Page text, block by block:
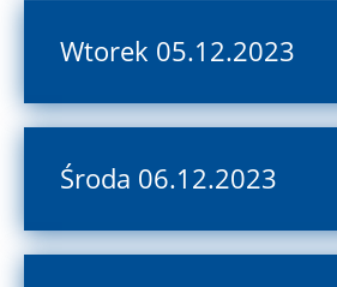
Wtorek 05.12.2023
Środa 06.12.2023